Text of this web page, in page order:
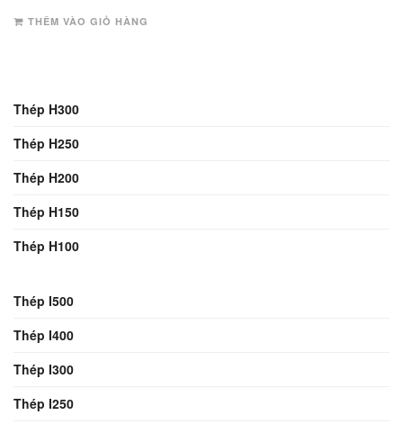
THÊM VÀO GIỎ HÀNG
Thép H300
Thép H250
Thép H200
Thép H150
Thép H100
Thép I500
Thép I400
Thép I300
Thép I250